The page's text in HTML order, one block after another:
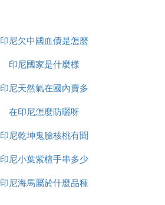
印尼欠中國血債是怎麼
回事
印尼國家是什麼樣
印尼天然氣在國內賣多
少錢
在印尼怎麼防曬呀
印尼乾坤鬼臉核桃有聞
怎麼處理
印尼小葉紫檀手串多少
錢
印尼海馬屬於什麼品種